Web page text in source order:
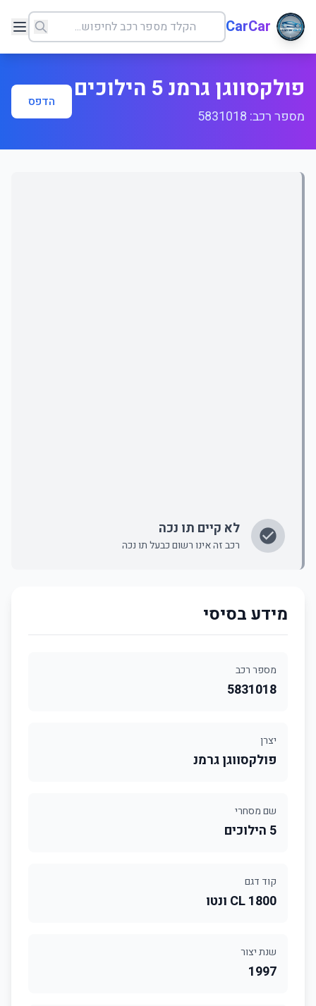
CarCar
פולקסווגן גרמנ 5 הילוכים
מספר רכב: 5831018
הדפס
לא קיים תו נכה
רכב זה אינו רשום כבעל תו נכה
מידע בסיסי
מספר רכב
5831018
יצרן
פולקסווגן גרמנ
שם מסחרי
5 הילוכים
קוד דגם
1800 CL ונטו
שנת יצור
1997